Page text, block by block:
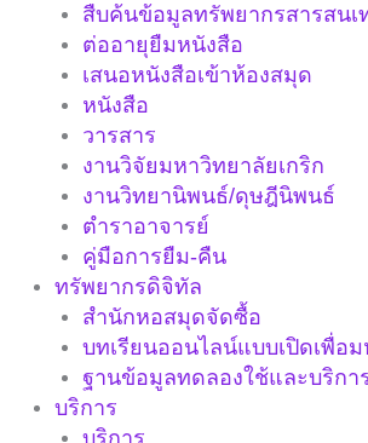
สืบค้นข้อมูลทรัพยากรสารสนเ
ต่ออายุยืมหนังสือ
เสนอหนังสือเข้าห้องสมุด
หนังสือ
วารสาร
งานวิจัยมหาวิทยาลัยเกริก
งานวิทยานิพนธ์/ดุษฎีนิพนธ์
ตำราอาจารย์
คู่มือการยืม-คืน
ทรัพยากรดิจิทัล
สำนักหอสมุดจัดซื้อ
บทเรียนออนไลน์แบบเปิดเพื่อ
ฐานข้อมูลทดลองใช้และบริกา
บริการ
บริการ